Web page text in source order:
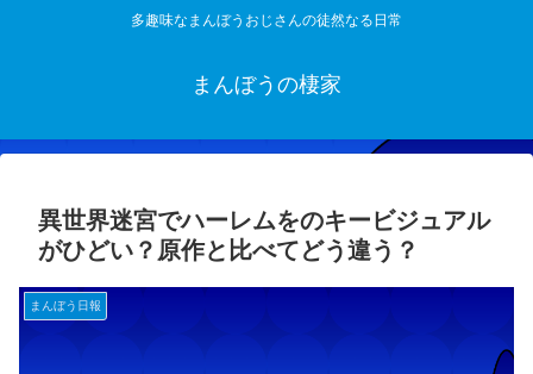
多趣味なまんぼうおじさんの徒然なる日常
まんぼうの棲家
異世界迷宮でハーレムをのキービジュアル
がひどい？原作と比べてどう違う？
まんぼう日報